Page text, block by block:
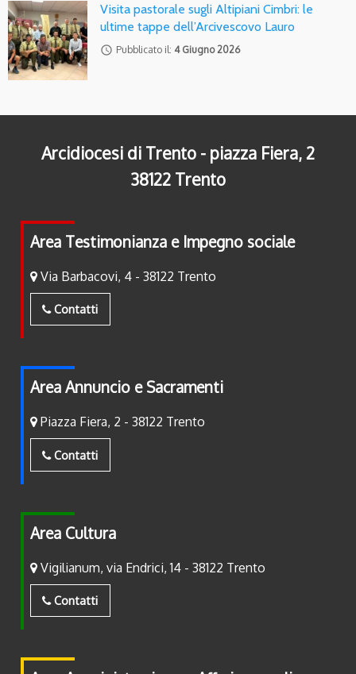
Visita pastorale sugli Altipiani Cimbri: le
ultime tappe dell’Arcivescovo Lauro
access_time Pubblicato il: 4 Giugno 2026
Arcidiocesi di Trento - piazza Fiera, 2
38122 Trento
Area Testimonianza e Impegno sociale
Via Barbacovi, 4 - 38122 Trento
Contatti
Area Annuncio e Sacramenti
Piazza Fiera, 2 - 38122 Trento
Contatti
Area Cultura
Vigilianum, via Endrici, 14 - 38122 Trento
Contatti